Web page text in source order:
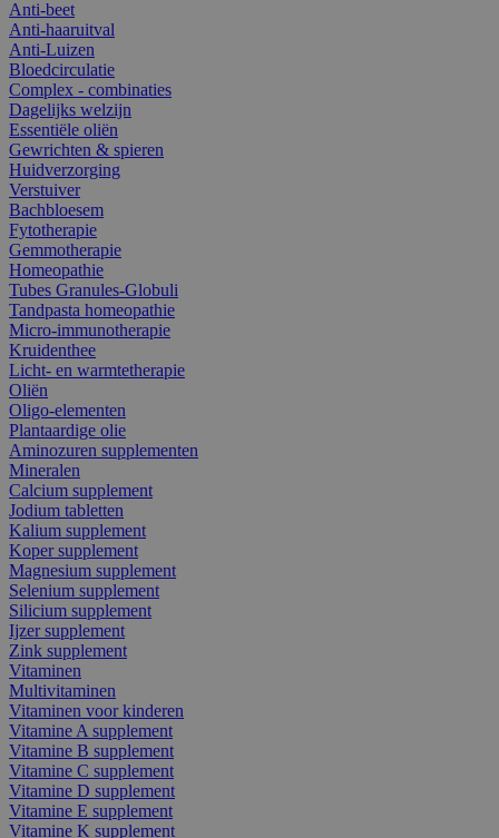
Anti-beet
Anti-haaruitval
Anti-Luizen
Bloedcirculatie
Complex - combinaties
Dagelijks welzijn
Essentiële oliën
Gewrichten & spieren
Huidverzorging
Verstuiver
Bachbloesem
Fytotherapie
Gemmotherapie
Homeopathie
Tubes Granules-Globuli
Tandpasta homeopathie
Micro-immunotherapie
Kruidenthee
Licht- en warmtetherapie
Oliën
Oligo-elementen
Plantaardige olie
Aminozuren supplementen
Mineralen
Calcium supplement
Jodium tabletten
Kalium supplement
Koper supplement
Magnesium supplement
Selenium supplement
Silicium supplement
Ijzer supplement
Zink supplement
Vitaminen
Multivitaminen
Vitaminen voor kinderen
Vitamine A supplement
Vitamine B supplement
Vitamine C supplement
Vitamine D supplement
Vitamine E supplement
Vitamine K supplement